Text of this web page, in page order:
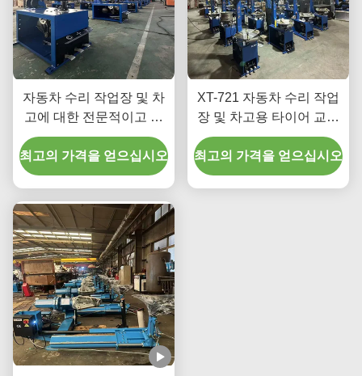
자동차 수리 작업장 및 차
고에 대한 전문적이고 타
이어 변경이 쉬운 CE 인증
최고의 가격을 얻으십시오
XT-721 자동차 수리 작업
장 및 차고용 타이어 교환
기
최고의 가격을 얻으십시오